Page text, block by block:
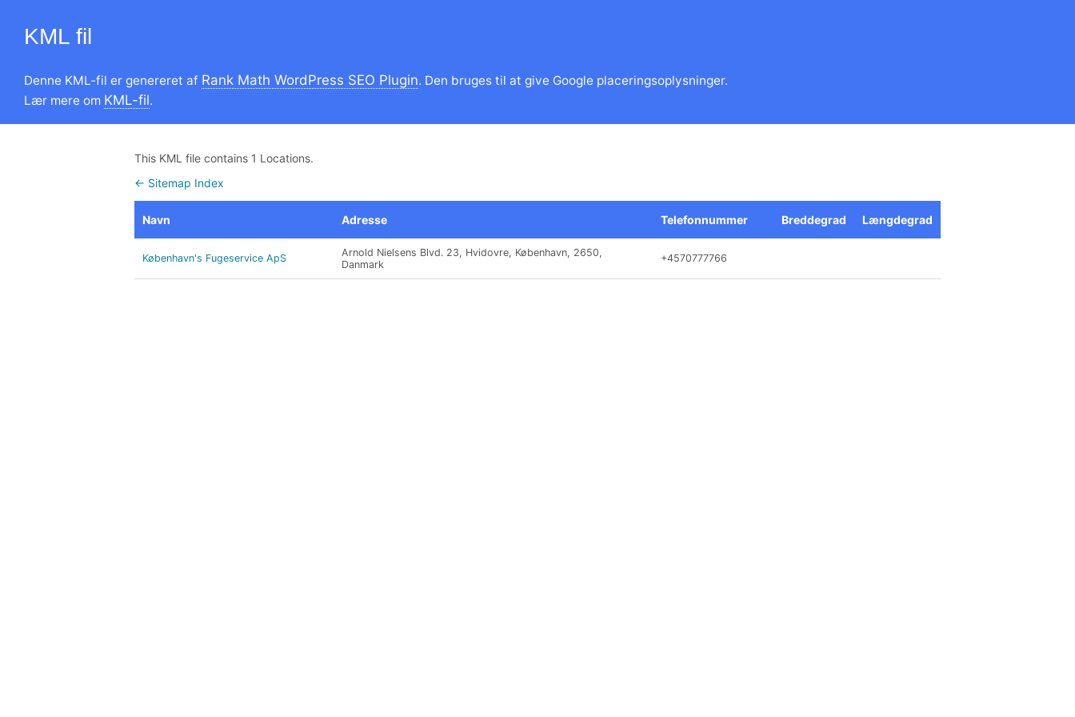
KML fil
Denne KML-fil er genereret af Rank Math WordPress SEO Plugin. Den bruges til at give Google placeringsoplysninger.
Lær mere om KML-fil.
This KML file contains 1 Locations.
← Sitemap Index
Navn Adresse Telefonnummer Breddegrad Længdegrad
København's Fugeservice ApS
Arnold Nielsens Blvd. 23, Hvidovre, København, 2650,
Danmark
+4570777766